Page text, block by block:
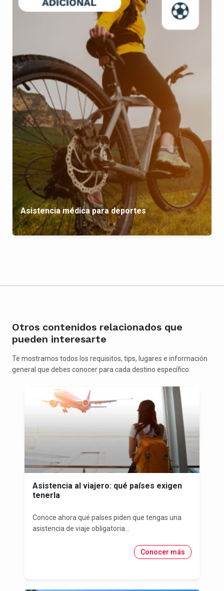
Asistencia médica para deportes
Otros contenidos relacionados que
pueden interesarte
Te mostramos todos los requisitos, tips, lugares e información
general que debes conocer para cada destino específico:
Asistencia al viajero: qué países exigen
tenerla
Conoce ahora qué países piden que tengas una
asistencia de viaje obligatoria...
Conocer más